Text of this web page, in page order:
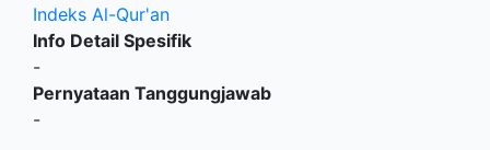
Indeks Al-Qur'an
Info Detail Spesifik
-
Pernyataan Tanggungjawab
-